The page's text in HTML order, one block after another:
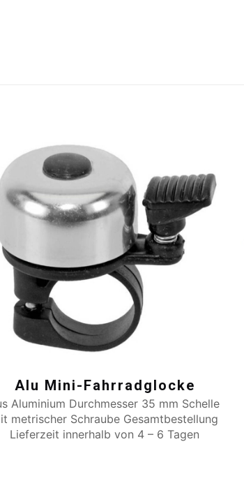
Alu Mini-Fahrradglocke
Aluminium Durchmesser 35 mm Schelle
metrischer Schraube Gesamtbestellung
Lieferzeit innerhalb von 4 – 6 Tagen